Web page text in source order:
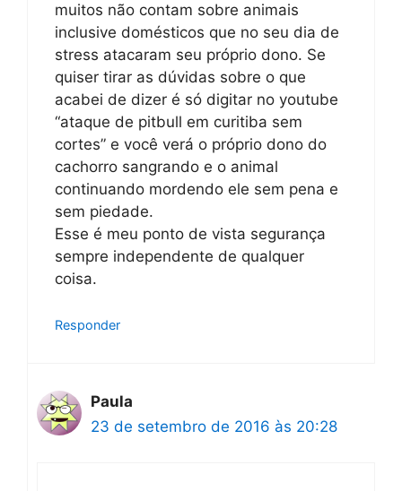
muitos não contam sobre animais
inclusive domésticos que no seu dia de
stress atacaram seu próprio dono. Se
quiser tirar as dúvidas sobre o que
acabei de dizer é só digitar no youtube
“ataque de pitbull em curitiba sem
cortes” e você verá o próprio dono do
cachorro sangrando e o animal
continuando mordendo ele sem pena e
sem piedade.
Esse é meu ponto de vista segurança
sempre independente de qualquer
coisa.
Responder
Paula
23 de setembro de 2016 às 20:28